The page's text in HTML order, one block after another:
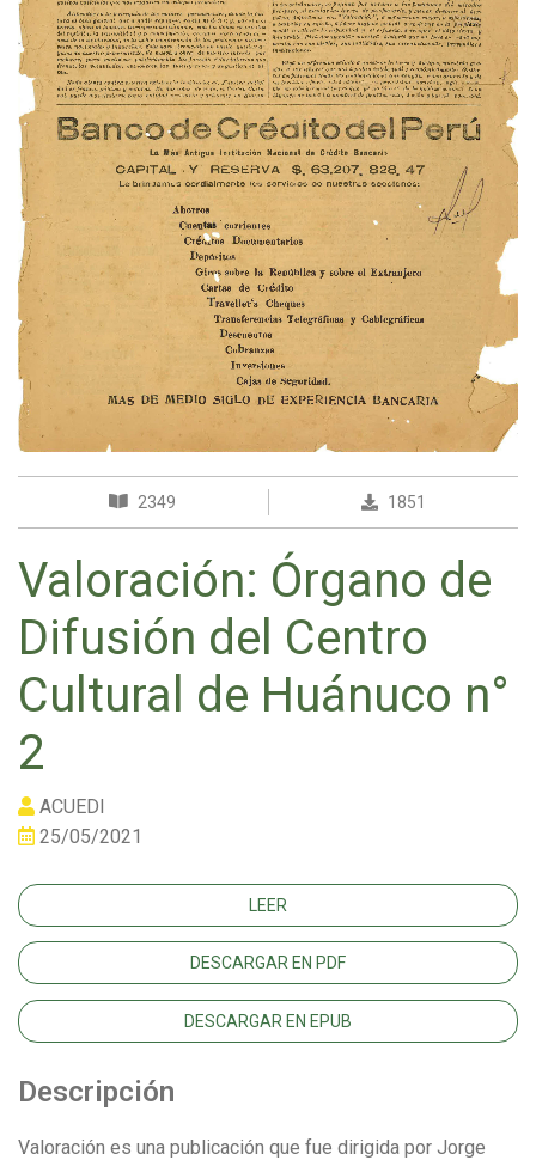
2349 1851
Valoración: Órgano de
Difusión del Centro
Cultural de Huánuco n°
2
ACUEDI
25/05/2021
LEER
DESCARGAR EN PDF
DESCARGAR EN EPUB
Descripción
Valoración es una publicación que fue dirigida por Jorge